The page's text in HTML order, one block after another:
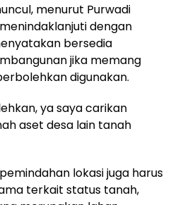
menurut Purwadi
dengan
bersedia
jika memang
digunakan.
ya saya carikan
aset desa lain tanah
lokasi juga harus
terkait status tanah,